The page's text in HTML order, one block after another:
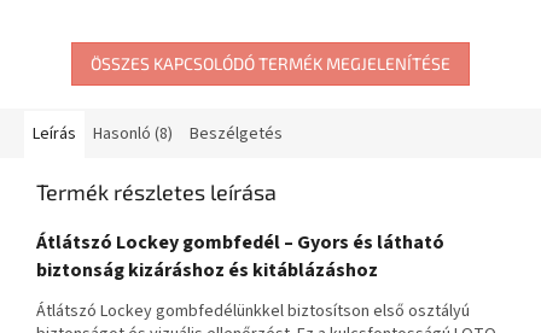
Lockout...
vezetőképes...
ÖSSZES KAPCSOLÓDÓ TERMÉK MEGJELENÍTÉSE
Leírás Hasonló (8) Beszélgetés
Termék részletes leírása
Átlátszó Lockey gombfedél – Gyors és látható
biztonság kizáráshoz és kitáblázáshoz
Átlátszó Lockey gombfedélünkkel biztosítson első osztályú